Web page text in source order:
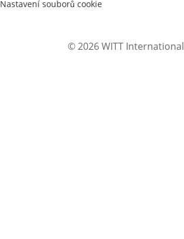
Nastavení souborů cookie
© 2026 WITT International